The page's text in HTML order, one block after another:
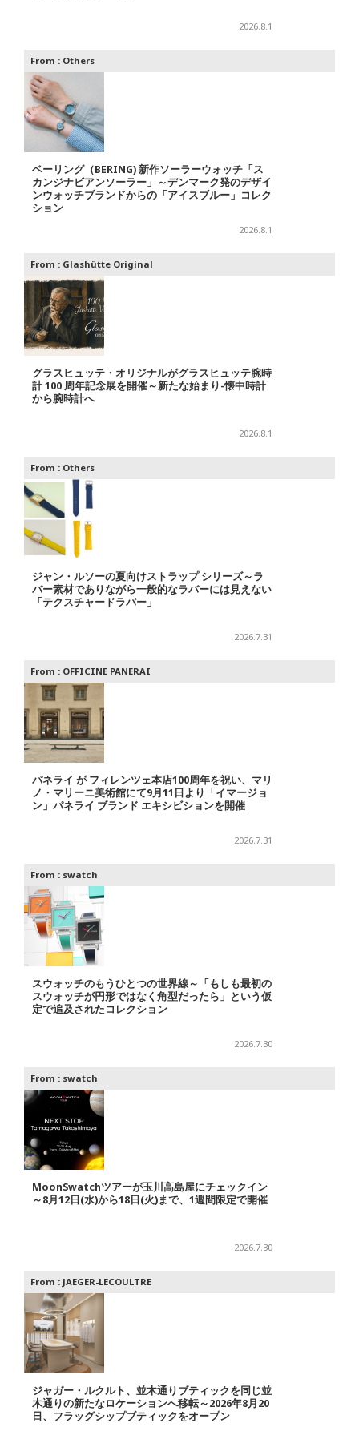
2026.8.1
From : Others
ベーリング（BERING) 新作ソーラーウォッチ「ス
カンジナビアンソーラー」～デンマーク発のデザイ
ンウォッチブランドからの「アイスブルー」コレク
ション
2026.8.1
From : Glashütte Original
グラスヒュッテ・オリジナルがグラスヒュッテ腕時
計 100 周年記念展を開催～新たな始まり-懐中時計
から腕時計へ
2026.8.1
From : Others
ジャン・ルソーの夏向けストラップ シリーズ～ラ
バー素材でありながら一般的なラバーには見えない
「テクスチャードラバー」
2026.7.31
From : OFFICINE PANERAI
パネライ が フィレンツェ本店100周年を祝い、マリ
ノ・マリーニ美術館にて9月11日より「イマージョ
ン」パネライ ブランド エキシビションを開催
2026.7.31
From : swatch
スウォッチのもうひとつの世界線～「もしも最初の
スウォッチが円形ではなく角型だったら」という仮
定で追及されたコレクション
2026.7.30
From : swatch
MoonSwatchツアーが玉川高島屋にチェックイン
～8月12日(水)から18日(火)まで、1週間限定で開催
2026.7.30
From : JAEGER-LECOULTRE
ジャガー・ルクルト、並木通りブティックを同じ並
木通りの新たなロケーションへ移転～2026年8月20
日、フラッグシップブティックをオープン